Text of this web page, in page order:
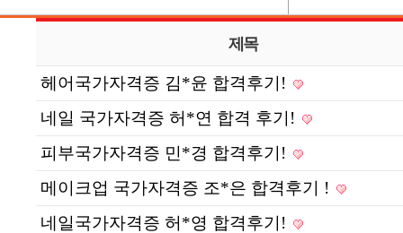
제목
헤어국가자격증 김*윤 합격후기!
네일 국가자격증 허*연 합격 후기!
피부국가자격증 민*경 합격후기!
메이크업 국가자격증 조*은 합격후기 !
네일국가자격증 허*영 합격후기!